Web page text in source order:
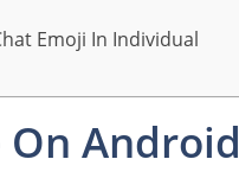
Emoji In Individual
On Android